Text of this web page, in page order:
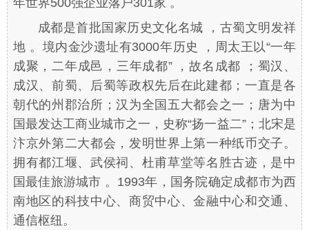
年世界500强企业落户301家 。
成都是首批国家历史文化名城 ，古蜀文明发祥
地 。境内金沙遗址有3000年历史 ，周太王以“一年
成聚，二年成邑，三年成都” ，故名成都 ；蜀汉、
成汉、前蜀、后蜀等政权先后在此建都；一直是各
朝代的州郡治所；汉为全国五大都会之一；唐为中
国最发达工商业城市之一，史称“扬一益二”；北宋是
汴京外第二大都会，发明世界上第一种纸币交子。
拥有都江堰、武侯祠、杜甫草堂等名胜古迹，是中
国最佳旅游城市 。1993年，国务院确定成都市为西
南地区的科技中心、商贸中心、金融中心和交通、
通信枢纽。